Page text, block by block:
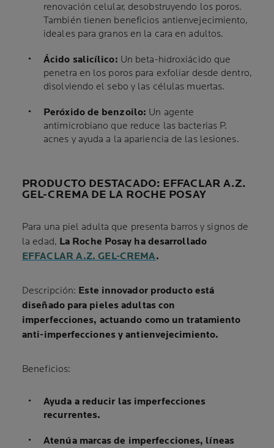
renovación celular, desobstruyendo los poros.
También tienen beneficios antienvejecimiento,
ideales para granos en la cara en adultos.
Ácido salicílico: Un beta-hidroxiácido que
penetra en los poros para exfoliar desde dentro,
disolviendo el sebo y las células muertas.
Peróxido de benzoilo: Un agente
antimicrobiano que reduce las bacterias P.
acnes y ayuda a la apariencia de las lesiones.
PRODUCTO DESTACADO: EFFACLAR A.Z.
GEL-CREMA DE LA ROCHE POSAY
Para una piel adulta que presenta barros y signos de
la edad, La Roche Posay ha desarrollado
EFFACLAR A.Z. GEL-CREMA.
Descripción: Este innovador producto está
diseñado para pieles adultas con
imperfecciones, actuando como un tratamiento
anti-imperfecciones y antienvejecimiento.
Beneficios:
Ayuda a reducir las imperfecciones
recurrentes.
Atenúa marcas de imperfecciones, líneas